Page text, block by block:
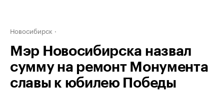
Новосибирск
Мэр Новосибирска назвал
сумму на ремонт Монумента
славы к юбилею Победы